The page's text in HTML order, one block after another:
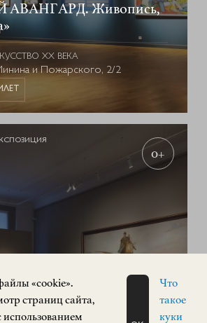
АВАНГАРД. Живопись,
XX ВЕКА
и Пожарского, 2/2
0+
«Русское искусство»
«cookie».
страниц сайта,
использованием
Что
такое
куки